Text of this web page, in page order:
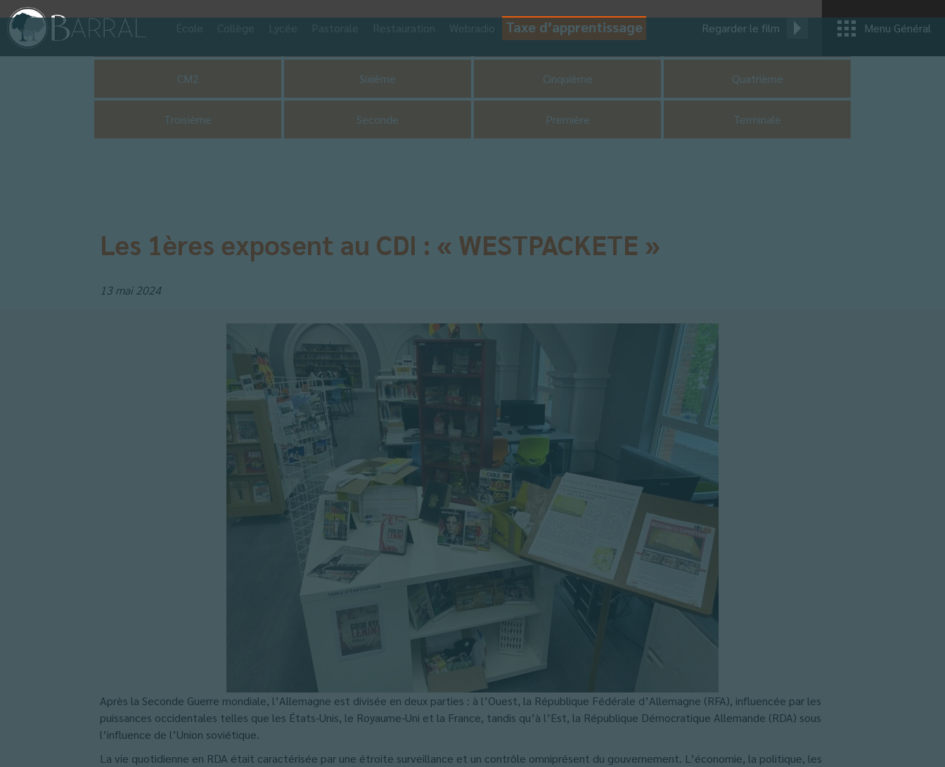
Taxe d’apprentissage Regarder le film Menu Général
UNSS
CM2 Sixième Cinquième Quatrième
Troisième Seconde Première Terminale
Les 1ères exposent au CDI : « WESTPACKETE »
13 mai 2024
Après la Seconde Guerre mondiale, l’Allemagne est divisée en deux parties : à l’Ouest, la République Fédérale d’Allemagne (RFA), influencée par les
puissances occidentales telles que les États-Unis, le Royaume-Uni et la France, tandis qu’à l’Est, la République Démocratique Allemande (RDA) sous
l’influence de l’Union soviétique.
La vie quotidienne en RDA était caractérisée par une étroite surveillance et un contrôle omniprésent du gouvernement. L’économie, la politique, les